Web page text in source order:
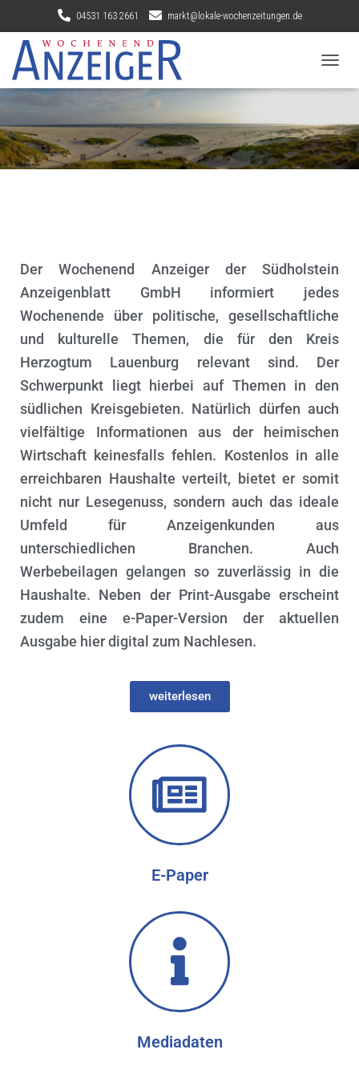
04531 163 2661 markt@lokale-wochenzeitungen.de
A
G
A
T
C
A
L
T
E
N
Der Wochenend Anzeiger der Südholstein
Anzeigenblatt GmbH informiert jedes
Wochenende über politische, gesellschaftliche
und kulturelle Themen, die für den Kreis
Herzogtum Lauenburg relevant sind. Der
Schwerpunkt liegt hierbei auf Themen in den
südlichen Kreisgebieten. Natürlich dürfen auch
vielfältige Informationen aus der heimischen
Wirtschaft keinesfalls fehlen. Kostenlos in alle
erreichbaren Haushalte verteilt, bietet er somit
nicht nur Lesegenuss, sondern auch das ideale
Umfeld für Anzeigenkunden aus
unterschiedlichen Branchen. Auch
Werbebeilagen gelangen so zuverlässig in die
Haushalte. Neben der Print-Ausgabe erscheint
zudem eine e-Paper-Version der aktuellen
Ausgabe hier digital zum Nachlesen.
weiterlesen
E-Paper
Mediadaten